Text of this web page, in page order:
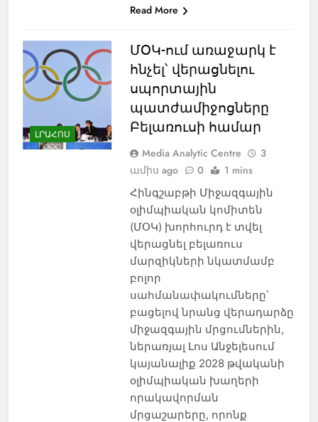
Read More
ԼՐԱՀՈՍ
ՄՕԿ-ում առաջարկ է
հնչել՝ վերացնելու
սպորտային
պատժամիջոցները
Բելառուսի համար
Media Analytic Centre
3
ամիս ago
0 1 mins
Հինգշաբթի Միջազգային
օլիմպիական կոմիտեն
(ՄՕԿ) խորհուրդ է տվել
վերացնել բելառուս
մարզիկների նկատմամբ
բոլոր
սահմանափակումները՝
բացելով նրանց վերադարձը
միջազգային մրցումներին,
ներառյալ Լոս Անջելեսում
կայանալիք 2028 թվականի
օլիմպիական խաղերի
որակավորման
մրցաշարերը, որոնք